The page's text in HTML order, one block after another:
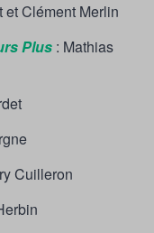
Clément Merlin
Plus : Mathias
Cuilleron